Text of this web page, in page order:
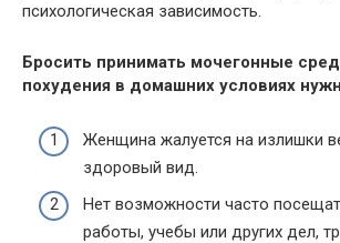
психологическая зависимость.
Бросить принимать мочегонные
похудения в домашних условиях
Женщина жалуется на излишки
здоровый вид.
Нет возможности часто
работы, учебы или других дел,